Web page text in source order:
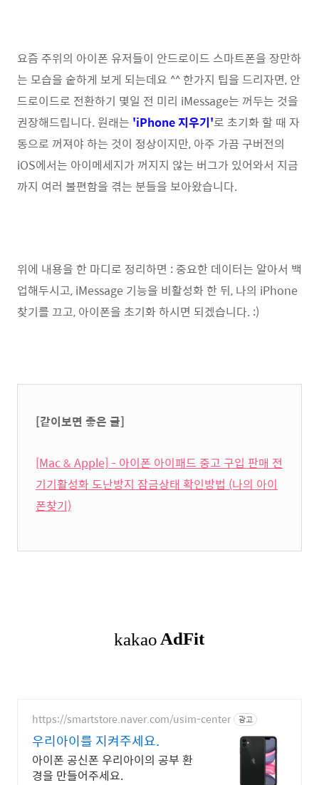
요즘 주위의 아이폰 유저들이 안드로이드 스마트폰을 장만하
는 모습을 숱하게 보게 되는데요 ^^ 한가지 팁을 드리자면, 안
드로이드로 전환하기 몇일 전 미리 iMessage는 꺼두는 것을
권장해드립니다. 원래는 'iPhone 지우기'로 초기화 할 때 자
동으로 꺼져야 하는 것이 정상이지만, 아주 가끔 구버전의
iOS에서는 아이메세지가 꺼지지 않는 버그가 있어와서 지금
까지 여러 불편함을 겪는 분들을 보아왔습니다.
위에 내용을 한 마디로 정리하면 : 중요한 데이터는 알아서 백
업해두시고, iMessage 기능을 비활성화 한 뒤, 나의 iPhone
찾기를 끄고, 아이폰을 초기화 하시면 되겠습니다. :)
[같이보면 좋은 글]
[Mac & Apple] - 아이폰 아이패드 중고 구입 판매 전
기기활성화 도난방지 잠금상태 확인방법 (나의 아이
폰찾기)
https://smartstore.naver.com/usim-center 광고
우리아이를 지켜주세요.
아이폰 공신폰 우리아이의 공부 환
경을 만들어주세요.